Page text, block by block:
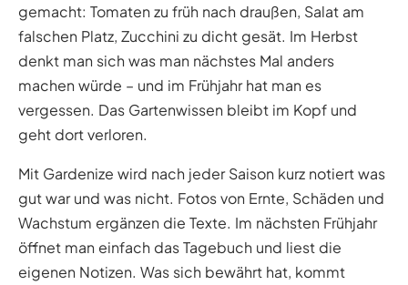
gemacht: Tomaten zu früh nach draußen, Salat am
falschen Platz, Zucchini zu dicht gesät. Im Herbst
denkt man sich was man nächstes Mal anders
machen würde – und im Frühjahr hat man es
vergessen. Das Gartenwissen bleibt im Kopf und
geht dort verloren.
Mit Gardenize wird nach jeder Saison kurz notiert was
gut war und was nicht. Fotos von Ernte, Schäden und
Wachstum ergänzen die Texte. Im nächsten Frühjahr
öffnet man einfach das Tagebuch und liest die
eigenen Notizen. Was sich bewährt hat, kommt